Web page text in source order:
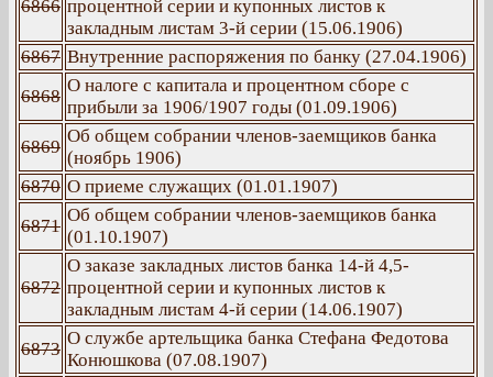
6866 процентной серии и купонных листов к
закладным листам 3-й серии (15.06.1906)
6867 Внутренние распоряжения по банку (27.04.1906)
6868
О налоге с капитала и процентном сборе с
прибыли за 1906/1907 годы (01.09.1906)
6869
Об общем собрании членов-заемщиков банка
(ноябрь 1906)
6870 О приеме служащих (01.01.1907)
6871
Об общем собрании членов-заемщиков банка
(01.10.1907)
6872
О заказе закладных листов банка 14-й 4,5-
процентной серии и купонных листов к
закладным листам 4-й серии (14.06.1907)
6873
О службе артельщика банка Стефана Федотова
Конюшкова (07.08.1907)